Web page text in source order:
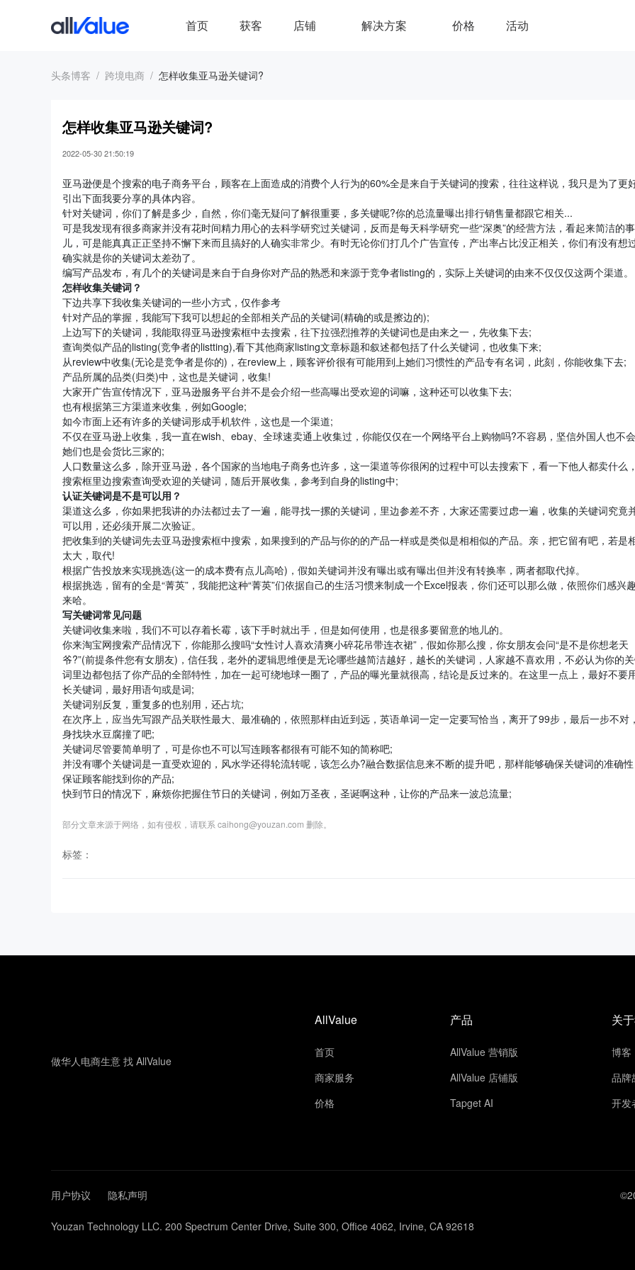
首页 获客 店铺 解决方案 价格 活动
头条博客 跨境电商 怎样收集亚马逊关键词?
怎样收集亚马逊关键词?
2022-05-30 21:50:19
亚马逊便是个搜索的电子商务平台，顾客在上面造成的消费个人行为的60%全是来自于关键词的搜索，往往这样说，我只是为了更
引出下面我要分享的具体内容。
针对关键词，你们了解是多少，自然，你们毫无疑问了解很重要，多关键呢?你的总流量曝出排行销售量都跟它相关...
可是我发现有很多商家并没有花时间精力用心的去科学研究过关键词，反而是每天科学研究一些“深奥”的经营方法，看起来简洁的事
儿，可是能真真正正坚持不懈下来而且搞好的人确实非常少。有时无论你们打几个广告宣传，产出率占比没正相关，你们有没有想
确实就是你的关键词太差劲了。
编写产品发布，有几个的关键词是来自于自身你对产品的熟悉和来源于竞争者listing的，实际上关键词的由来不仅仅仅这两个渠道。
怎样收集关键词？
下边共享下我收集关键词的一些小方式，仅作参考
针对产品的掌握，我能写下我可以想起的全部相关产品的关键词(精确的或是擦边的);
上边写下的关键词，我能取得亚马逊搜索框中去搜索，往下拉强烈推荐的关键词也是由来之一，先收集下去;
查询类似产品的listing(竞争者的listting),看下其他商家listing文章标题和叙述都包括了什么关键词，也收集下来;
从review中收集(无论是竞争者是你的)，在review上，顾客评价很有可能用到上她们习惯性的产品专有名词，此刻，你能收集下去;
产品所属的品类(归类)中，这也是关键词，收集!
大家开广告宣传情况下，亚马逊服务平台并不是会介绍一些高曝出受欢迎的词嘛，这种还可以收集下去;
也有根据第三方渠道来收集，例如Google;
如今市面上还有许多的关键词形成手机软件，这也是一个渠道;
不仅在亚马逊上收集，我一直在wish、ebay、全球速卖通上收集过，你能仅仅在一个网络平台上购物吗?不容易，坚信外国人也不会
她们也是会货比三家的;
人口数量这么多，除开亚马逊，各个国家的当地电子商务也许多，这一渠道等你很闲的过程中可以去搜索下，看一下他人都卖什么
搜索框里边搜索查询受欢迎的关键词，随后开展收集，参考到自身的listing中;
认证关键词是不是可以用？
渠道这么多，你如果把我讲的办法都过去了一遍，能寻找一摞的关键词，里边参差不齐，大家还需要过虑一遍，收集的关键词究竟
可以用，还必须开展二次验证。
把收集到的关键词先去亚马逊搜索框中搜索，如果搜到的产品与你的的产品一样或是类似是相相似的产品。亲，把它留有吧，若是
太大，取代!
根据广告投放来实现挑选(这一的成本费有点儿高哈)，假如关键词并没有曝出或有曝出但并没有转换率，两者都取代掉。
根据挑选，留有的全是“菁英”，我能把这种“菁英”们依据自己的生活习惯来制成一个Excel报表，你们还可以那么做，依照你们感兴
来哈。
写关键词常见问题
关键词收集来啦，我们不可以存着长霉，该下手时就出手，但是如何使用，也是很多要留意的地儿的。
你来淘宝网搜索产品情况下，你能那么搜吗“女性讨人喜欢清爽小碎花吊带连衣裙”，假如你那么搜，你女朋友会问“是不是你想老天
爷?”(前提条件您有女朋友)，信任我，老外的逻辑思维便是无论哪些越简洁越好，越长的关键词，人家越不喜欢用，不必认为你的
词里边都包括了你产品的全部特性，加在一起可绕地球一圈了，产品的曝光量就很高，结论是反过来的。在这里一点上，最好不要
长关键词，最好用语句或是词;
关键词别反复，重复多的也别用，还占坑;
在次序上，应当先写跟产品关联性最大、最准确的，依照那样由近到远，英语单词一定一定要写恰当，离开了99步，最后一步不对
身找块水豆腐撞了吧;
关键词尽管要简单明了，可是你也不可以写连顾客都很有可能不知的简称吧;
并没有哪个关键词是一直受欢迎的，风水学还得轮流转呢，该怎么办?融合数据信息来不断的提升吧，那样能够确保关键词的准确性
保证顾客能找到你的产品;
快到节日的情况下，麻烦你把握住节日的关键词，例如万圣夜，圣诞啊这种，让你的产品来一波总流量;
部分文章来源于网络，如有侵权，请联系 caihong@youzan.com 删除。
标签：
做华人电商生意 找 AllValue
AllValue
首页
商家服务
价格
产品
AllValue 营销版
AllValue 店铺版
Tapget AI
关
博客
品牌
开发
用户协议 隐私声明
Youzan Technology LLC. 200 Spectrum Center Drive, Suite 300, Office 4062, Irvine, CA 92618